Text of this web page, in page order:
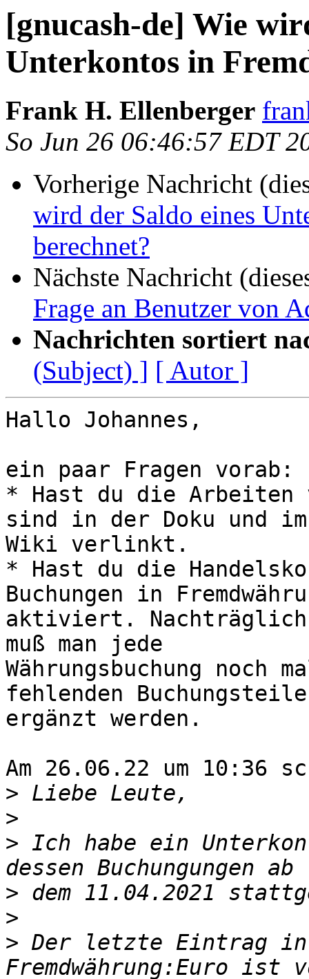
[gnucash-de] Wie
Unterkontos in
Frank H. Ellenberger
So Jun 26 06:46:57 EDT
Vorherige Nachricht
wird der Saldo eines
berechnet?
Nächste Nachricht
Frage an Benutzer von
Nachrichten sortiert
(Subject) ] [ Autor ]
Hallo Johannes,
ein paar Fragen vorab:
* Hast du die Arbeiten
sind in der Doku und im
Wiki verlinkt.
* Hast du die
Buchungen in
aktiviert. Nachträglich
muß man jede
Währungsbuchung
fehlenden Buchungsteile
ergänzt werden.
Am 26.06.22 um 10:36
>
>
> Ich habe ein
>
>
> Der letzte Eintrag in